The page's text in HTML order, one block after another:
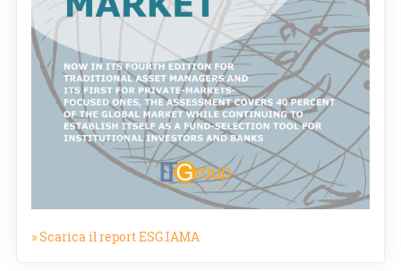
» Scarica il report ESG.IAMA